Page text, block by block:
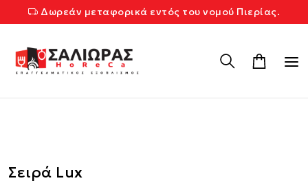
Δωρεάν μεταφορικά εντός του νομού Πιερίας.
Σειρά Lux